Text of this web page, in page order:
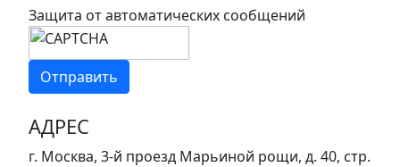
Защита от автоматических сообщений
АДРЕС
г. Москва, 3-й проезд Марьиной рощи, д. 40, стр.